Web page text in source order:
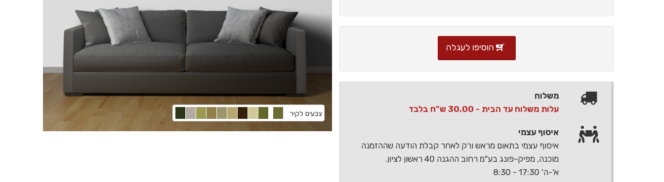
צבעים לקיר
הוסיפו לעגלה
משלוח
עלות משלוח עד הבית - 30.00 ש"ח בלבד
איסוף עצמי
איסוף עצמי בתאום מראש ורק לאחר קבלת הודעה שההזמנה
מוכנה, מפיק-פונג בע"מ רחוב ההגנה 40 ראשון לציון.
א'-ה' 17:30 - 8:30